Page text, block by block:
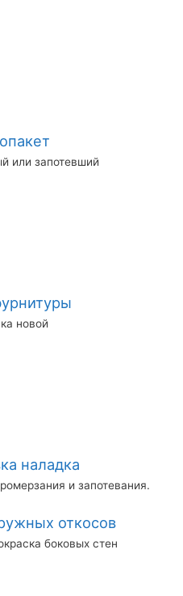
или запотевший
новой
наладка
и запотевания.
откосов
боковых стен